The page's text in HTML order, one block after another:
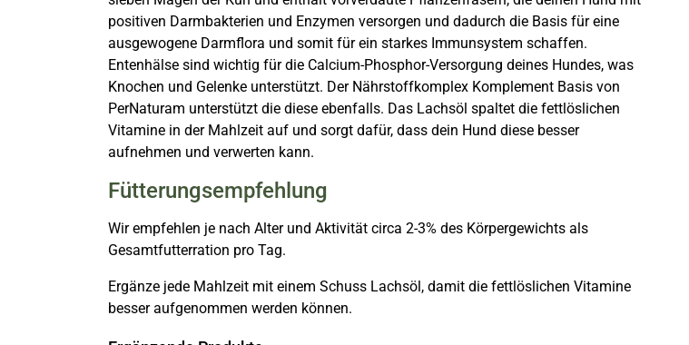
positiven Darmbakterien und Enzymen versorgen und dadurch die Basis für eine
ausgewogene Darmflora und somit für ein starkes Immunsystem schaffen.
Entenhälse sind wichtig für die Calcium-Phosphor-Versorgung deines Hundes, was
Knochen und Gelenke unterstützt. Der Nährstoffkomplex Komplement Basis von
PerNaturam unterstützt die diese ebenfalls. Das Lachsöl spaltet die fettlöslichen
Vitamine in der Mahlzeit auf und sorgt dafür, dass dein Hund diese besser
aufnehmen und verwerten kann.
Fütterungsempfehlung
Wir empfehlen je nach Alter und Aktivität circa 2-3% des Körpergewichts als
Gesamtfutterration pro Tag.
Ergänze jede Mahlzeit mit einem Schuss Lachsöl, damit die fettlöslichen Vitamine
besser aufgenommen werden können.